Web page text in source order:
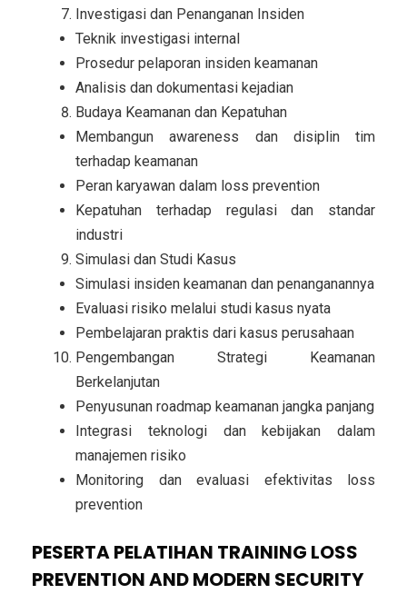
Investigasi dan Penanganan Insiden
Teknik investigasi internal
Prosedur pelaporan insiden keamanan
Analisis dan dokumentasi kejadian
Budaya Keamanan dan Kepatuhan
Membangun awareness dan disiplin tim
terhadap keamanan
Peran karyawan dalam loss prevention
Kepatuhan terhadap regulasi dan standar
industri
Simulasi dan Studi Kasus
Simulasi insiden keamanan dan penanganannya
Evaluasi risiko melalui studi kasus nyata
Pembelajaran praktis dari kasus perusahaan
Pengembangan Strategi Keamanan
Berkelanjutan
Penyusunan roadmap keamanan jangka panjang
Integrasi teknologi dan kebijakan dalam
manajemen risiko
Monitoring dan evaluasi efektivitas loss
prevention
PESERTA PELATIHAN TRAINING LOSS
PREVENTION AND MODERN SECURITY